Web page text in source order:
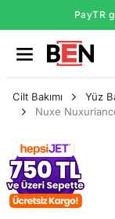
PayTR
Cilt Bakımı Yüz
Nuxe